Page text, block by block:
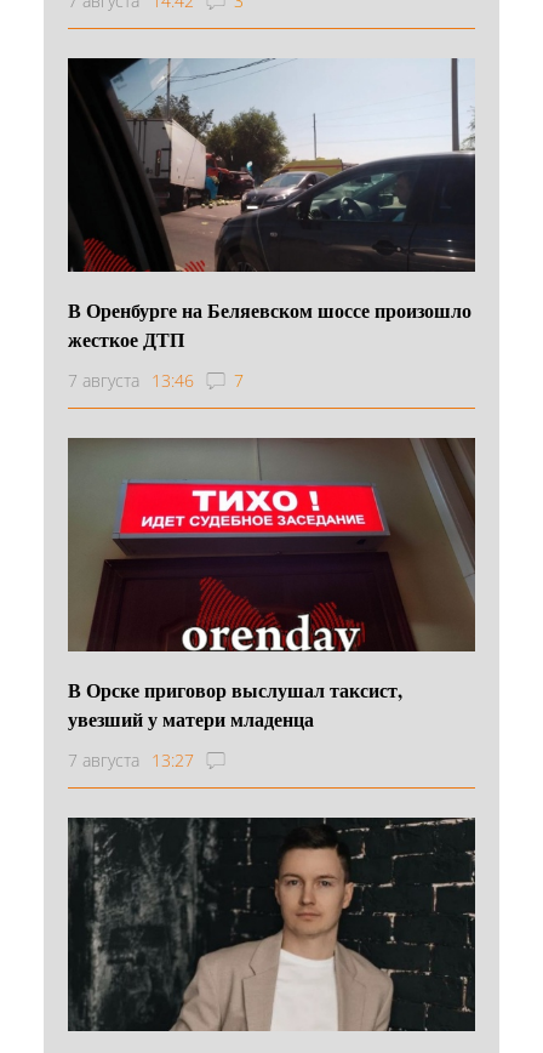
В Оренбурге на Беляевском шоссе произошло
жесткое ДТП
7 августа 13:46 7
В Орске приговор выслушал таксист,
увезший у матери младенца
7 августа 13:27